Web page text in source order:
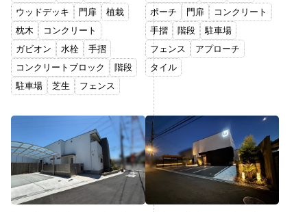
ウッドデッキ
門扉
植栽
枕木
コンクリート
ガビオン
水栓
手摺
コンクリートブロック
階段
駐車場
芝生 フェンス
ポーチ
門扉
コンクリート
手摺
階段
駐車場
フェンス
アプローチ
タイル